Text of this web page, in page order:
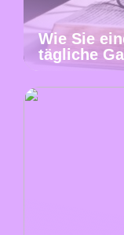
Wie Sie
tägliche